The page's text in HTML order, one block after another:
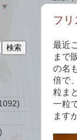
フ
最近
まで
の名
倍で
粒ま
一粒
ます
▼